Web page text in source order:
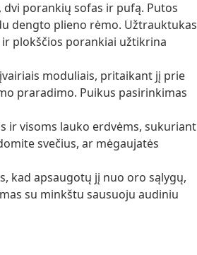
porankių sofas ir pufą. Putos
dengto plieno rėmo. Užtrauktukas
plokščios porankiai užtikrina
moduliais, pritaikant jį prie
praradimo. Puikus pasirinkimas
ir visoms lauko erdvėms, sukuriant
svečius, ar mėgaujatės
kad apsaugotų jį nuo oro sąlygų,
su minkštu sausuoju audiniu